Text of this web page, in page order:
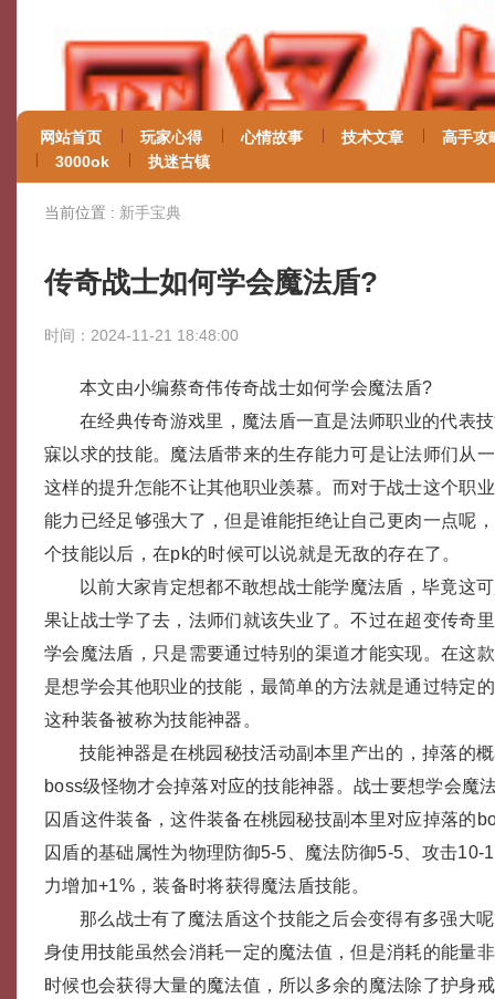
网站首页 玩家心得 心情故事 技术文章
高手攻
3000ok
执迷古镇
当前位置 : 新手宝典
传奇战士如何学会魔法盾?
时间：2024-11-21 18:48:00
本文由小编蔡奇伟传奇战士如何学会魔法盾?
在经典传奇游戏里，魔法盾一直是法师职业的代表
寐以求的技能。魔法盾带来的生存能力可是让法师们从
这样的提升怎能不让其他职业羡慕。而对于战士这个职
能力已经足够强大了，但是谁能拒绝让自己更肉一点呢
个技能以后，在pk的时候可以说就是无敌的存在了。
以前大家肯定想都不敢想战士能学魔法盾，毕竟这
果让战士学了去，法师们就该失业了。不过在超变传奇
学会魔法盾，只是需要通过特别的渠道才能实现。在这
是想学会其他职业的技能，最简单的方法就是通过特定
这种装备被称为技能神器。
技能神器是在桃园秘技活动副本里产出的，掉落的
boss级怪物才会掉落对应的技能神器。战士要想学会魔
囚盾这件装备，这件装备在桃园秘技副本里对应掉落的
囚盾的基础属性为物理防御5-5、魔法防御5-5、攻击10-
力增加+1%，装备时将获得魔法盾技能。
那么战士有了魔法盾这个技能之后会变得有多强大
身使用技能虽然会消耗一定的魔法值，但是消耗的能量
时候也会获得大量的魔法值，所以多余的魔法除了护身